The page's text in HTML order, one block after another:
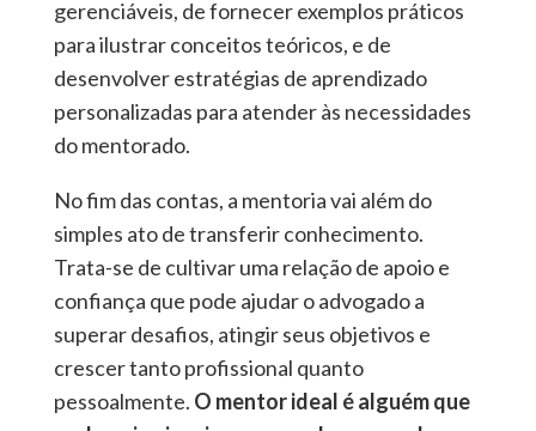
gerenciáveis, de fornecer exemplos práticos
para ilustrar conceitos teóricos, e de
desenvolver estratégias de aprendizado
personalizadas para atender às necessidades
do mentorado.
No fim das contas, a mentoria vai além do
simples ato de transferir conhecimento.
Trata-se de cultivar uma relação de apoio e
confiança que pode ajudar o advogado a
superar desafios, atingir seus objetivos e
crescer tanto profissional quanto
pessoalmente. O mentor ideal é alguém que